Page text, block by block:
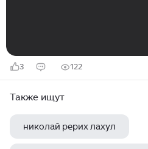
3 122
Также ищут
николай рерих лахул